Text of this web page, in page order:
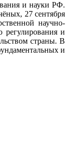
и науки РФ.
27 сентября
научно-
регулирования и
страны. В
и